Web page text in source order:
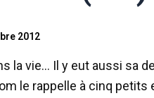
2012
la vie… Il y eut aussi sa
le rappelle à cinq